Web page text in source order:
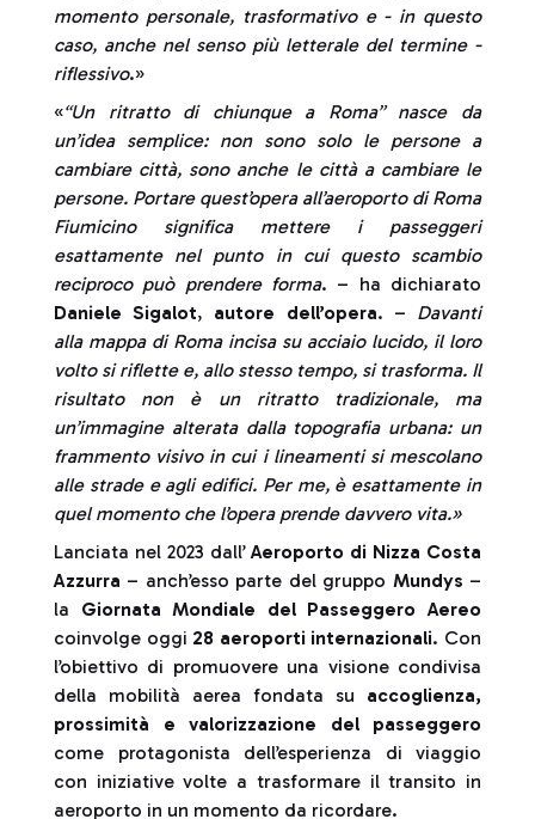
momento personale, trasformativo e - in questo
caso, anche nel senso più letterale del termine -
riflessivo.»
«“Un ritratto di chiunque a Roma” nasce da
un’idea semplice: non sono solo le persone a
cambiare città, sono anche le città a cambiare le
persone. Portare quest’opera all’aeroporto di Roma
Fiumicino significa mettere i passeggeri
esattamente nel punto in cui questo scambio
reciproco può prendere forma. – ha dichiarato
Daniele Sigalot, autore dell’opera. – Davanti
alla mappa di Roma incisa su acciaio lucido, il loro
volto si riflette e, allo stesso tempo, si trasforma. Il
risultato non è un ritratto tradizionale, ma
un’immagine alterata dalla topografia urbana: un
frammento visivo in cui i lineamenti si mescolano
alle strade e agli edifici. Per me, è esattamente in
quel momento che l’opera prende davvero vita.»
Lanciata nel 2023 dall’Aeroporto di Nizza Costa
Azzurra – anch’esso parte del gruppo Mundys –
la Giornata Mondiale del Passeggero Aereo
coinvolge oggi 28 aeroporti internazionali. Con
l’obiettivo di promuovere una visione condivisa
della mobilità aerea fondata su accoglienza,
prossimità e valorizzazione
del passeggero
come protagonista dell’esperienza di viaggio
con iniziative volte a trasformare il transito in
aeroporto in un momento da ricordare.